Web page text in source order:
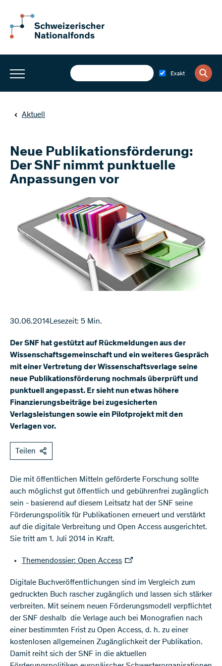
Exakt
Aktuell
Neue Publikationsförderung:
Der SNF nimmt punktuelle
Anpassungen vor
30.06.2014Lesezeit: 5 Min.
Der SNF hat gestützt auf Rückmeldungen aus der
Wissenschaftsgemeinschaft und ein weiteres Gespräch
mit einer Vertretung der Wissenschaftsverlage seine
neue Publikationsförderung nochmals überprüft und
punktuell angepasst. Er sieht nun etwas höhere
Finanzierungsbeiträge bei zugesicherten
Verlagsleistungen sowie ein Pilotprojekt mit den
Verlagen vor.
Teilen
​Die mit öffentlichen Mitteln geförderte Forschung sollte
auch möglichst gut öffentlich und gebührenfrei zugänglich
sein - basierend auf diesem Leitsatz hat der SNF seine
Förderungspolitik für Publikationen erneuert und verstärkt
auf die digitale Verbreitung und Open Access ausgerichtet.
Sie tritt am 1. Juli 2014 in Kraft.
Themendossier: Open Access
Digitale Buchveröffentlichungen sind im Vergleich zum
gedruckten Buch rascher zugänglich und lassen sich stärker
verbreiten. Mit seinem neuen Förderungsmodell verpflichtet
der SNF deshalb die Verlage auch bei Monografien nach
einer bestimmten Frist zu Open Access, d. h. zu einer
kostenlosen allgemeinen Zugänglichkeit der Publikation.
Damit reiht sich der SNF in die aktuellen